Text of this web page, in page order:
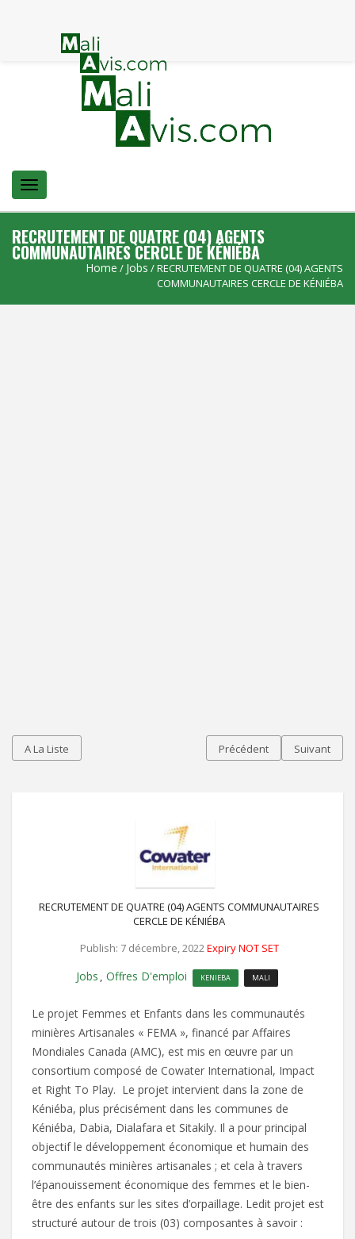
Menu
RECRUTEMENT DE QUATRE (04) AGENTS
COMMUNAUTAIRES CERCLE DE KÉNIÉBA
Home / Jobs / RECRUTEMENT DE QUATRE (04) AGENTS
COMMUNAUTAIRES CERCLE DE KÉNIÉBA
A La Liste Précédent Suivant
RECRUTEMENT DE QUATRE (04) AGENTS COMMUNAUTAIRES
CERCLE DE KÉNIÉBA
Publish: 7 décembre, 2022 Expiry NOT SET
Jobs Offres D'emploi KENIEBA MALI
Le projet Femmes et Enfants dans les communautés
minières Artisanales « FEMA », financé par Affaires
Mondiales Canada (AMC), est mis en œuvre par un
consortium composé de Cowater International, Impact
et Right To Play. Le projet intervient dans la zone de
Kéniéba, plus précisément dans les communes de
Kéniéba, Dabia, Dialafara et Sitakily. Il a pour principal
objectif le développement économique et humain des
communautés minières artisanales ; et cela à travers
l’épanouissement économique des femmes et le bien-
être des enfants sur les sites d’orpaillage. Ledit projet est
structuré autour de trois (03) composantes à savoir :